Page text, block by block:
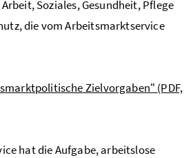
Soziales, Gesundheit, Pflege
die vom Arbeitsmarktservice
Zielvorgaben" (PDF,
hat die Aufgabe, arbeitslose